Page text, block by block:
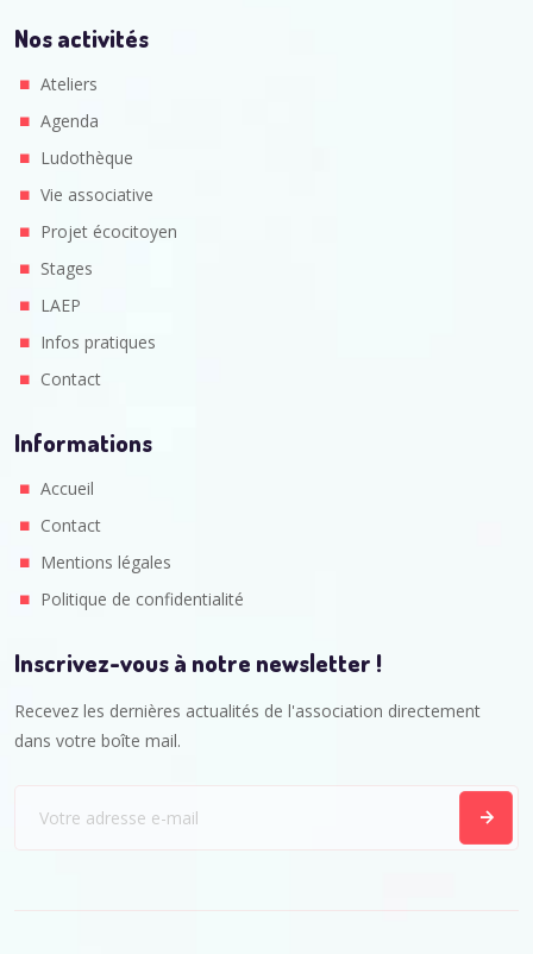
Nos activités
Ateliers
Agenda
Ludothèque
Vie associative
Projet écocitoyen
Stages
LAEP
Infos pratiques
Contact
Informations
Accueil
Contact
Mentions légales
Politique de confidentialité
Inscrivez-vous à notre newsletter !
Recevez les dernières actualités de l'association directement
dans votre boîte mail.